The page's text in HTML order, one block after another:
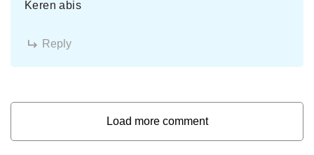
Keren abis
Reply
Load more comment